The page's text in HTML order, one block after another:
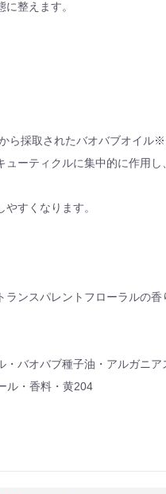
整えます。
ら採取されたバオバブオイル※
ーティクルに集中的に作用
すくなります。
ンスパレントフローラルの香
バオバブ種子油・アルガニ
ル・香料・黄204